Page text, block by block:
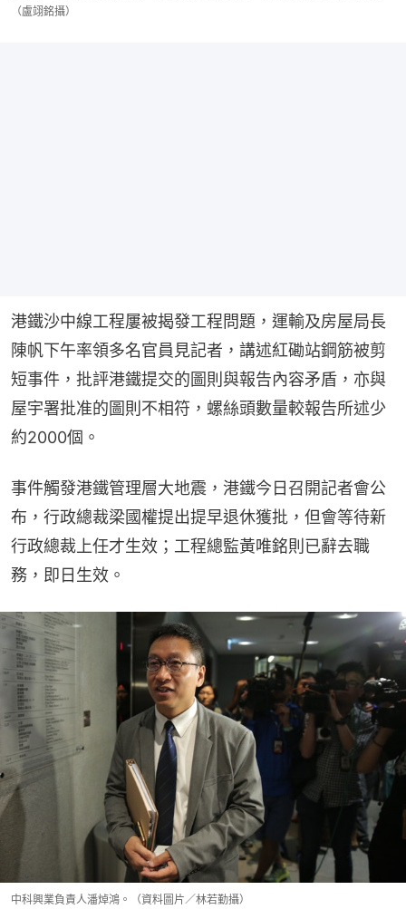
（盧翊銘攝）
港鐵沙中線工程屢被揭發工程問題，運輸及房屋局長
陳帆下午率領多名官員見記者，講述紅磡站鋼筋被剪
短事件，批評港鐵提交的圖則與報告內容矛盾，亦與
屋宇署批准的圖則不相符，螺絲頭數量較報告所述少
約2000個。
事件觸發港鐵管理層大地震，港鐵今日召開記者會公
布，行政總裁梁國權提出提早退休獲批，但會等待新
行政總裁上任才生效；工程總監黃唯銘則已辭去職
務，即日生效。
中科興業負責人潘焯鴻。（資料圖片／林若勤攝）